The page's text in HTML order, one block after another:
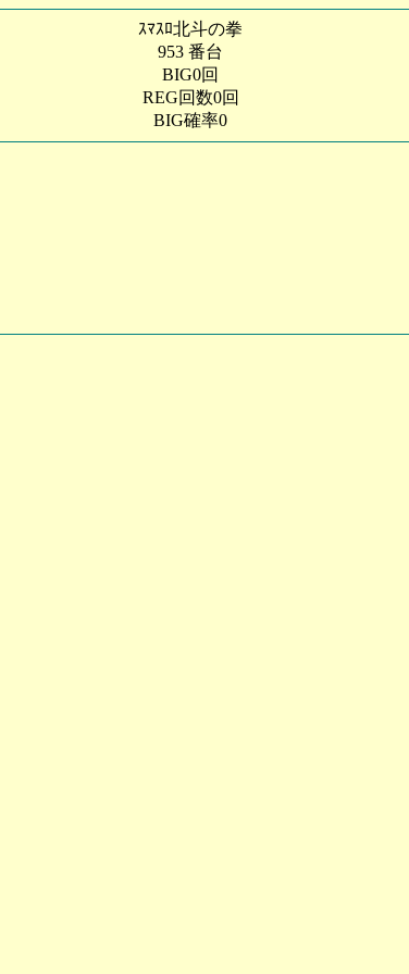
ｽﾏｽﾛ北斗の拳
953 番台
BIG0回
REG回数0回
BIG確率0